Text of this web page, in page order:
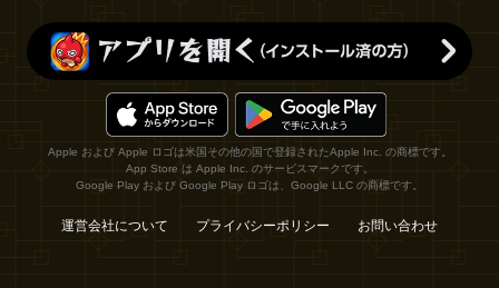
Apple および Apple ロゴは米国その他の国で登録されたApple Inc. の商標です。
App Store は Apple Inc. のサービスマークです。
Google Play および Google Play ロゴは、Google LLC の商標です。
運営会社について プライバシーポリシー お問い合わせ